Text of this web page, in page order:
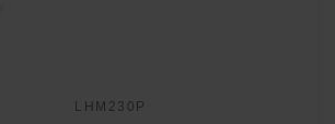
LHM230P